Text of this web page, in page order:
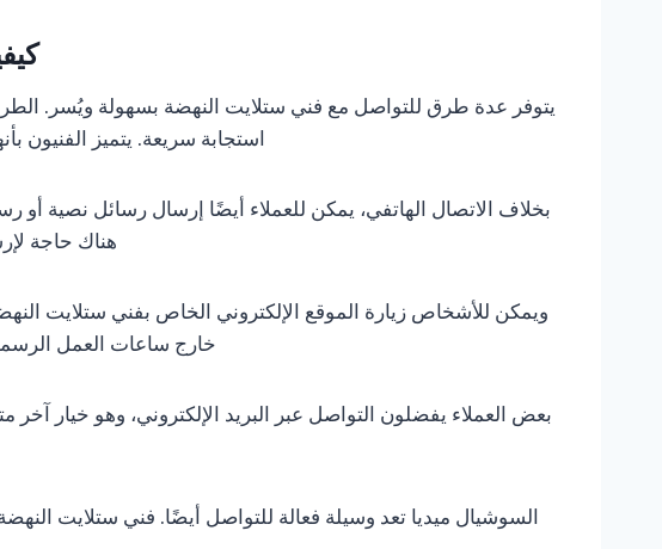
استجابة سريعة. يتميز الفنيون
بخلاف الاتصال الهاتفي، يمكن للعملاء أيضًا إرسال رسائل نصية
هناك حاجة
ويمكن للأشخاص زيارة الموقع الإلكتروني الخاص بفني ستلايت
خارج ساعات العمل
بعض العملاء يفضلون التواصل عبر البريد الإلكتروني، وهو خيار
السوشيال ميديا تعد وسيلة فعالة للتواصل أيضًا. فني ستلايت